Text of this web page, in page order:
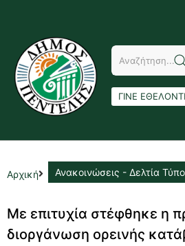
ΓΙΝΕ
Αρχική Ανακοινώσεις - Δελτία
Με επιτυχία στέφθηκε η
διοργάνωση ορεινής